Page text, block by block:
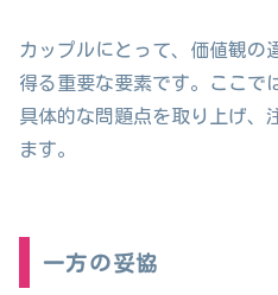
カップルにとって、価値観の
得る重要な要素です。ここで
具体的な問題点を取り上げ、
ます。
一方の妥協